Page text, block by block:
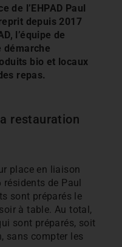
de l’EHPAD Paul
depuis 2017
l’équipe de
démarche
bio et locaux
repas.
restauration
place en liaison
de Paul
sont préparés le
à table. Au total,
sont préparés, soit
sans compter les